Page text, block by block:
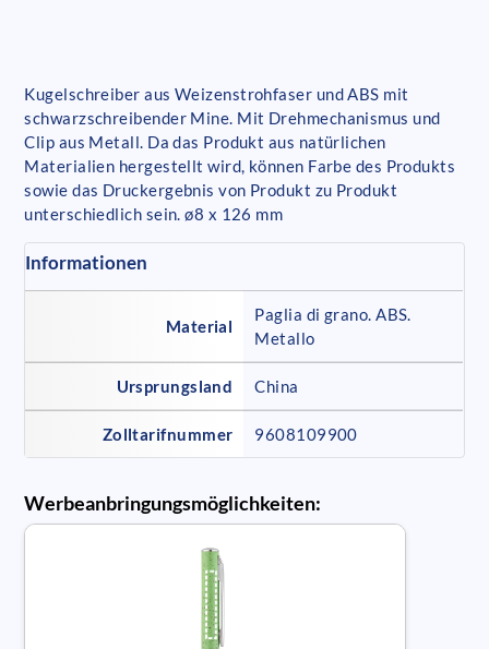
Kugelschreiber aus Weizenstrohfaser und ABS mit
schwarzschreibender Mine. Mit Drehmechanismus und
Clip aus Metall. Da das Produkt aus natürlichen
Materialien hergestellt wird, können Farbe des Produkts
sowie das Druckergebnis von Produkt zu Produkt
unterschiedlich sein. ø8 x 126 mm
Informationen
Material
Paglia di grano. ABS.
Metallo
Ursprungsland China
Zolltarifnummer 9608109900
Werbeanbringungsmöglichkeiten: